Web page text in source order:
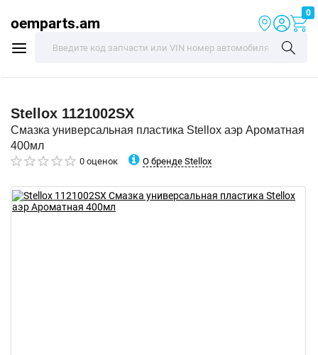
oemparts.am
0
Stellox 1121002SX
Смазка универсальная пластика Stellox аэр Ароматная
400мл
0 оценок О бренде Stellox